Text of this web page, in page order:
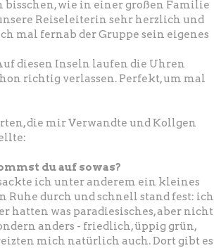
bisschen, wie in einer großen Familie
Reiseleiterin sehr herzlich und
mal fernab der Gruppe sein eigenes
diesen Inseln laufen die Uhren
richtig verlassen. Perfekt, um mal
die mir Verwandte und Kollgen
du auf sowas?
ich unter anderem ein kleines
Ruhe durch und schnell stand fest: ich
hatten was paradiesisches, aber nicht
anders - friedlich, üppig grün,
mich natürlich auch. Dort gibt es